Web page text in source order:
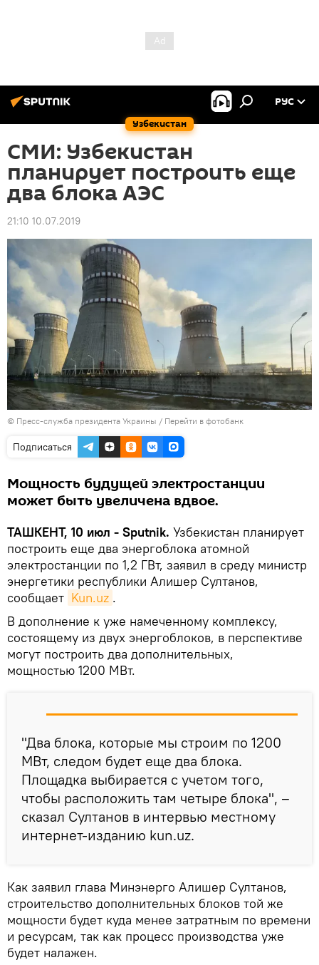
Узбекистан
РУС
СМИ: Узбекистан
планирует построить еще
два блока АЭС
21:10 10.07.2019
© Пресс-служба президента Украины / Перейти в фотобанк
Подписаться
Мощность будущей электростанции
может быть увеличена вдвое.
ТАШКЕНТ, 10 июл - Sputnik. Узбекистан планирует
построить еще два энергоблока атомной
электростанции по 1,2 ГВт, заявил в среду министр
энергетики республики Алишер Султанов,
сообщает Kun.uz .
В дополнение к уже намеченному комплексу,
состоящему из двух энергоблоков, в перспективе
могут построить два дополнительных,
мощностью 1200 МВт.
"Два блока, которые мы строим по 1200
МВт, следом будет еще два блока.
Площадка выбирается с учетом того,
чтобы расположить там четыре блока", –
сказал Султанов в интервью местному
интернет-изданию kun.uz.
Как заявил глава Минэнерго Алишер Султанов,
строительство дополнительных блоков той же
мощности будет куда менее затратным по времени
и ресурсам, так как процесс производства уже
будет налажен.